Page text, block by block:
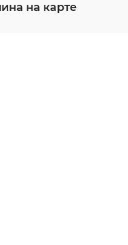
на карте